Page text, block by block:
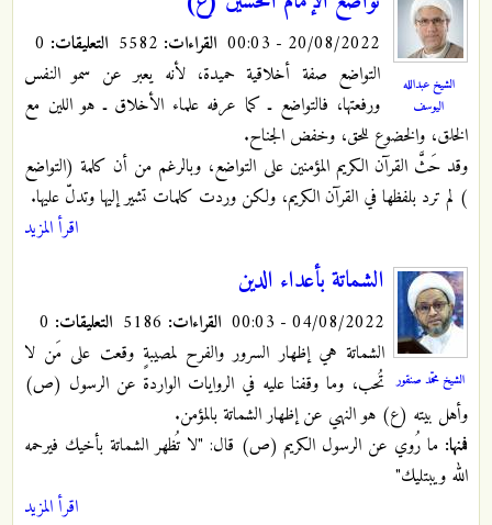
الشيخ عبدالله
اليوسف
20/08/2022 - 00:03 القراءات: التعليقات:
التواضع صفة أخلاقية حميدة، لأنه يعبر عن سمو النفس
ورفعتها، فالتواضع ـ كما عرفه علماء الأخلاق ـ هو اللين مع
الخلق، والخضوع للحق، وخفض الجناح.
وقد حَثَّ القرآن الكريم المؤمنين على التواضع، وبالرغم من أن كلمة (التواضع
) لم ترد بلفظها في القرآن الكريم، ولكن وردت كلمات تشير إليها وتدلّ عليها.
اقرأ المزيد
الشيخ محمّد صنقور
الشماتة بأعداء الدين
04/08/2022 - 00:03 القراءات: التعليقات:
الشماتة هي إظهار السرور والفرح لمصيبةٍ وقعت على مَن لا
تُحب، وما وقفنا عليه في الروايات الواردة عن الرسول (ص)
وأهل بيته (ع) هو النهي عن إظهار الشماتة بالمؤمن.
فمنها: ما رُوي عن الرسول الكريم (ص) قال: "لا تُظهر الشماتة بأخيك فيرحمه
الله ويبتليك"
اقرأ المزيد